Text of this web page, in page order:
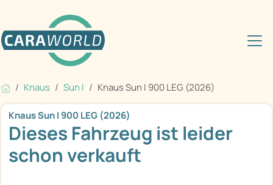
Knaus Sun I Knaus Sun I 900 LEG (2026)
Knaus Sun I 900 LEG (2026)
Dieses Fahrzeug ist leider
schon verkauft